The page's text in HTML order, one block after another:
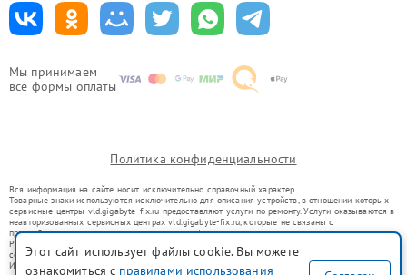
Мы принимаем
все формы оплаты
Политика конфиденциальности
Вся информация на сайте носит исключительно справочный характер.
Товарные знаки используются исключительно для описания устройств, в отношении которых
сервисные центры vld.gigabyte-fix.ru предоставляют услуги по ремонту. Услуги оказываются в
неавторизованных сервисных центрах vld.gigabyte-fix.ru, которые не связаны с
правообладателями товарных знаков или их официальными представителями.
Ремонт осуществляется для устройств, уже введенных в гражданский оборот в соответствии
со статьей 1487 ГК РФ.
Использование товарных знаков не преследует цели индивидуализации услуг или введения
Этот сайт использует файлы cookie. Вы можете
ознакомиться с правилами использования